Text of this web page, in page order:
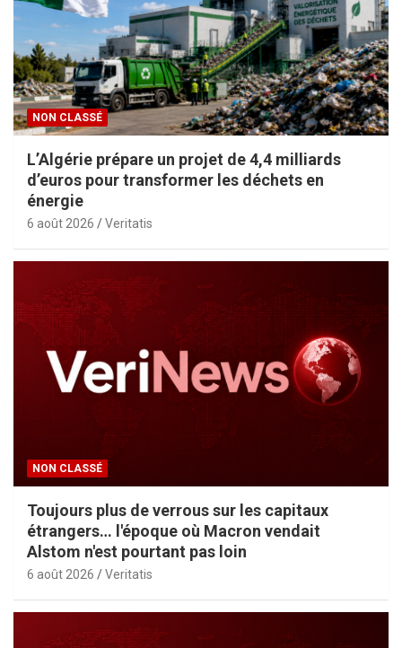
NON CLASSÉ
L’Algérie prépare un projet de 4,4 milliards
d’euros pour transformer les déchets en
énergie
6 août 2026 Veritatis
NON CLASSÉ
Toujours plus de verrous sur les capitaux
étrangers… l'époque où Macron vendait
Alstom n'est pourtant pas loin
6 août 2026 Veritatis